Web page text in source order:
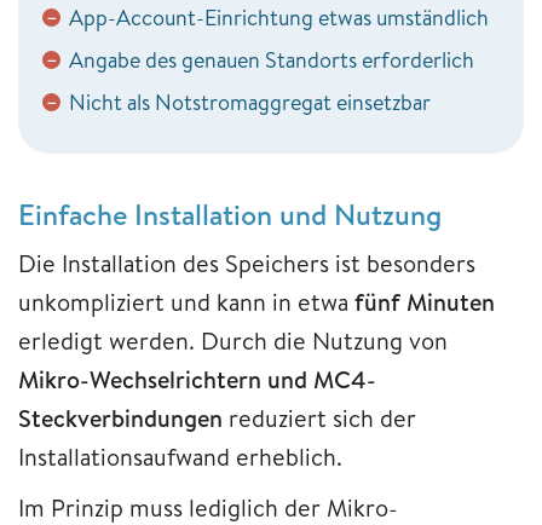
− App-Account-Einrichtung etwas umständlich
− Angabe des genauen Standorts erforderlich
− Nicht als Notstromaggregat einsetzbar
Einfache Installation und Nutzung
Die Installation des Speichers ist besonders
unkompliziert und kann in etwa fünf Minuten
erledigt werden. Durch die Nutzung von
Mikro-Wechselrichtern und MC4-
Steckverbindungen reduziert sich der
Installationsaufwand erheblich.
Im Prinzip muss lediglich der Mikro-